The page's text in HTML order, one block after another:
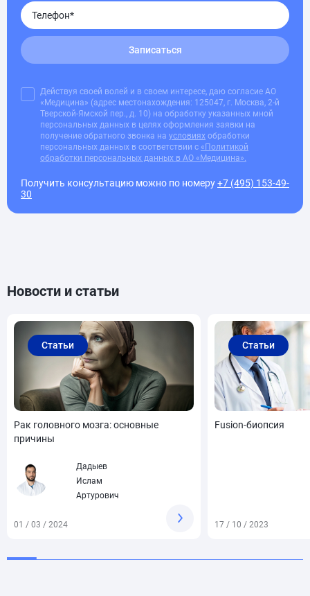
Записаться
Действуя своей волей и в своем интересе, даю согласие АО
«Медицина» (адрес местонахождения: 125047, г. Москва, 2-й
Тверской-Ямской пер., д. 10) на обработку указанных мной
персональных данных в целях оформления заявки на
получение обратного звонка на условиях обработки
персональных данных в соответствии с «Политикой
обработки персональных данных в АО «Медицина».
Получить консультацию можно по номеру+7 (495) 153-49-
30
Новости и статьи
Статьи
Рак головного мозга: основные
причины
Дадыев
Ислам
Артурович
01 / 03 / 2024
Статьи
Fusion-биопсия
17 / 10 / 2023